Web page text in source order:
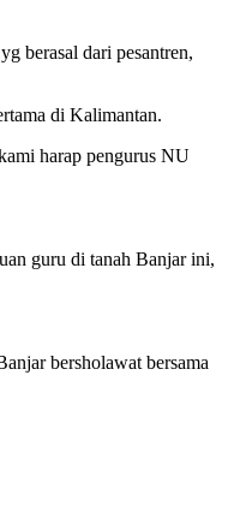
berasal dari pesantren,
di Kalimantan.
harap pengurus NU
guru di tanah Banjar ini,
bersholawat bersama